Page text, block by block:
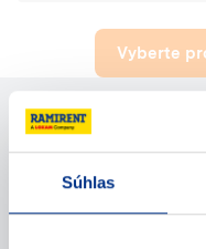
Súhlas
Vyberte
Kontaktujte nás